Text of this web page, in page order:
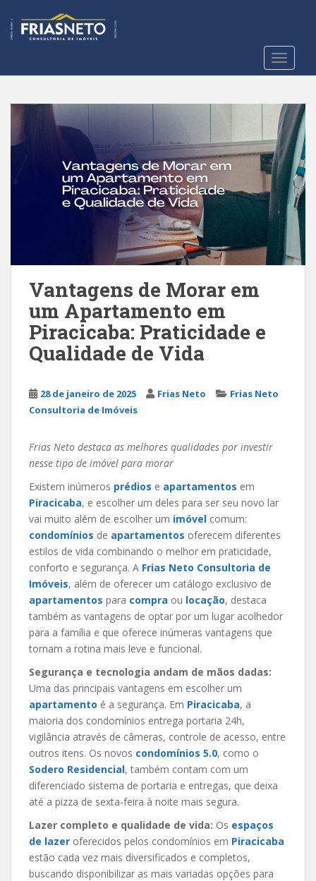
t
Vantagens de Morar em
um Apartamento em
Piracicaba: Praticidade e
Qualidade de Vida
28 de janeiro de 2025 Frias Neto
Frias Neto
Consultoria de Imóveis
Frias Neto destaca as melhores qualidades por investir
nesse tipo de imóvel para morar
Existem inúmeros prédios e apartamentos em
Piracicaba, e escolher um deles para ser seu novo lar
vai muito além de escolher um imóvel comum:
condomínios de apartamentos oferecem diferentes
estilos de vida combinando o melhor em praticidade,
conforto e segurança. A Frias Neto Consultoria de
Imóveis, além de oferecer um catálogo exclusivo de
apartamentos para compra ou locação, destaca
também as vantagens de optar por um lugar acolhedor
para a família e que oferece inúmeras vantagens que
tornam a rotina mais leve e funcional.
Segurança e tecnologia andam de mãos dadas:
Uma das principais vantagens em escolher um
apartamento é a segurança. Em Piracicaba, a
maioria dos condomínios entrega portaria 24h,
vigilância através de câmeras, controle de acesso, entre
outros itens. Os novos condomínios 5.0, como o
Sodero Residencial, também contam com um
diferenciado sistema de portaria e entregas, que deixa
até a pizza de sexta-feira à noite mais segura.
Lazer completo e qualidade de vida: Os espaços
de lazer oferecidos pelos condomínios em Piracicaba
estão cada vez mais diversificados e completos,
buscando disponibilizar as mais variadas opções para